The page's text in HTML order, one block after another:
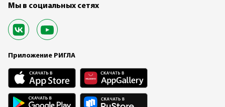
Мы в социальных сетях
Приложение РИГЛА